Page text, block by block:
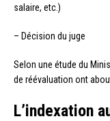
salaire, etc.)
– Décision du juge
Selon une étude du
de réévaluation ont
L’indexation